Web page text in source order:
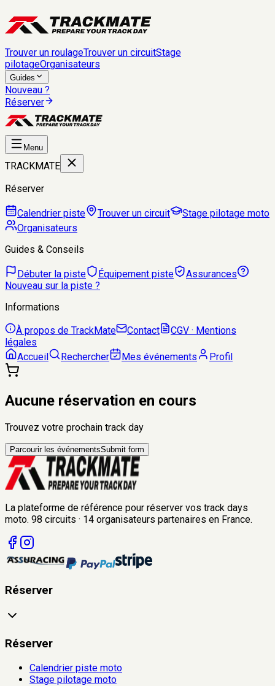
Trouver un roulageTrouver un circuitStage
pilotageOrganisateurs
Guides
Nouveau ?
Réserver
Menu
TRACKMATE
Réserver
Calendrier piste Trouver un circuit
Stage pilotage moto
Organisateurs
Guides & Conseils
Débuter la piste Équipement piste
Assurances
Nouveau sur la piste ?
Informations
À propos de TrackMate
Contact
CGV · Mentions
légales
Accueil
Rechercher Mes événements Profil
Aucune réservation en cours
Trouvez votre prochain track day
Parcourir les événementsSubmit form
La plateforme de référence pour réserver vos track days
moto. 98 circuits · 14 organisateurs partenaires en France.
Réserver
Réserver
Calendrier piste moto
Stage pilotage moto